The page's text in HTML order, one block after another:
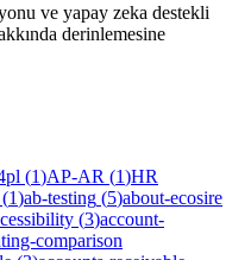
ve yapay zeka destekli
derinlemesine
(1)AP-AR (1)HR
(1)ab-testing (5)about-ecosire
(3)account-
comparison